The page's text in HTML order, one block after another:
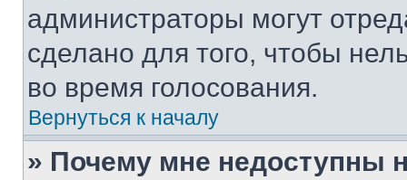
администраторы могут
сделано для того, чтобы
во время голосования.
Вернуться к началу
» Почему мне недоступны